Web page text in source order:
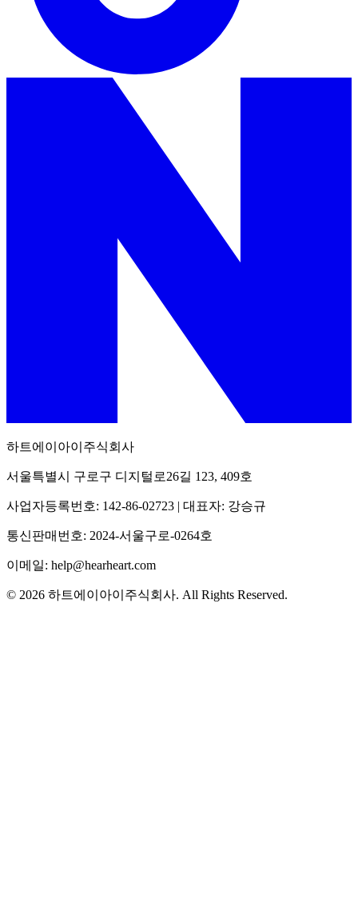
하트에이아이주식회사
서울특별시 구로구 디지털로26길 123, 409호
사업자등록번호: 142-86-02723 | 대표자: 강승규
통신판매번호: 2024-서울구로-0264호
이메일: help@hearheart.com
© 2026 하트에이아이주식회사. All Rights Reserved.